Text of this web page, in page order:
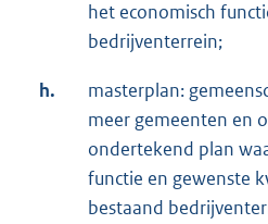
het economisch
bedrijventerrein;
h.
masterplan:
meer gemeenten en
ondertekend plan
functie en gewenste
bestaand